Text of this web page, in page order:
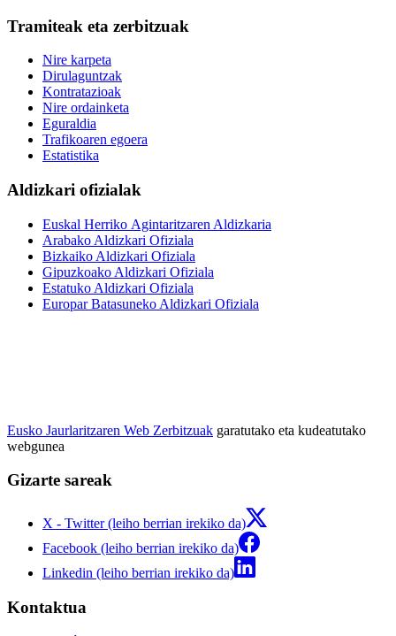
Tramiteak eta zerbitzuak
Nire karpeta
Dirulaguntzak
Kontratazioak
Nire ordainketa
Eguraldia
Trafikoaren egoera
Estatistika
Aldizkari ofizialak
Euskal Herriko Agintaritzaren Aldizkaria
Arabako Aldizkari Ofiziala
Bizkaiko Aldizkari Ofiziala
Gipuzkoako Aldizkari Ofiziala
Estatuko Aldizkari Ofiziala
Europar Batasuneko Aldizkari Ofiziala
Eusko Jaurlaritzaren Web Zerbitzuak garatutako eta kudeatutako
webgunea
Gizarte sareak
X - Twitter (leiho berrian irekiko da)
Facebook (leiho berrian irekiko da)
Linkedin (leiho berrian irekiko da)
Kontaktua